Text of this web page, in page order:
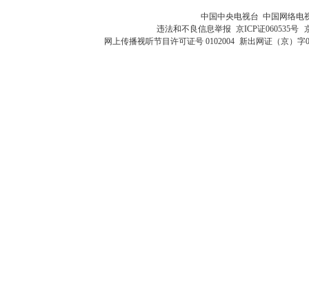
中国中央电视台 中国网络电
违法和不良信息举报 京ICP证060535号
网上传播视听节目许可证号 0102004 新出网证（京）